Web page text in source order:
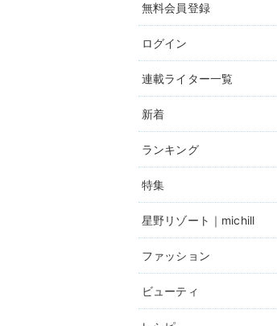
無料会員登録
ログイン
連載ライター一覧
新着
ランキング
特集
星野リゾート｜michill
ファッション
ビューティ